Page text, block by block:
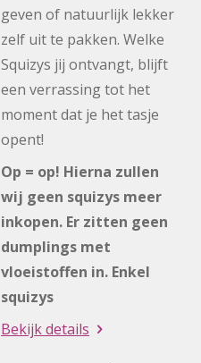
geven of natuurlijk lekker
zelf uit te pakken. Welke
Squizys jij ontvangt, blijft
een verrassing tot het
moment dat je het tasje
opent!
Op = op! Hierna zullen
wij geen squizys meer
inkopen. Er zitten geen
dumplings met
vloeistoffen in. Enkel
squizys
Bekijk details